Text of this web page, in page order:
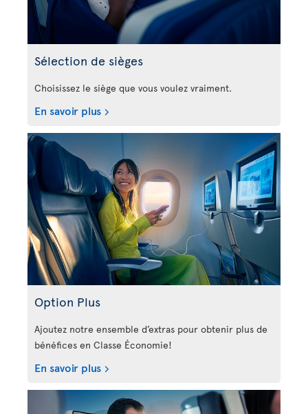
Sélection de sièges
Choisissez le siège que vous voulez vraiment.
En savoir plus
Option Plus
Ajoutez notre ensemble d’extras pour obtenir plus de
bénéfices en Classe Économie!
En savoir plus